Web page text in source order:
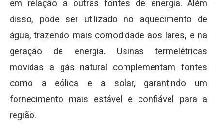
em relação a outras fontes de energia. Além
disso, pode ser utilizado no aquecimento de
água, trazendo mais comodidade aos lares, e na
geração de energia. Usinas termelétricas
movidas a gás natural complementam fontes
como a eólica e a solar, garantindo um
fornecimento mais estável e confiável para a
região.